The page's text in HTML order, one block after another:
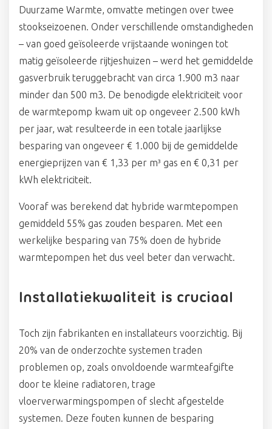
Duurzame Warmte, omvatte metingen over twee
stookseizoenen. Onder verschillende omstandigheden
– van goed geïsoleerde vrijstaande woningen tot
matig geïsoleerde rijtjeshuizen – werd het gemiddelde
gasverbruik teruggebracht van circa 1.900 m3 naar
minder dan 500 m3. De benodigde elektriciteit voor
de warmtepomp kwam uit op ongeveer 2.500 kWh
per jaar, wat resulteerde in een totale jaarlijkse
besparing van ongeveer € 1.000 bij de gemiddelde
energieprijzen van € 1,33 per m³ gas en € 0,31 per
kWh elektriciteit.
Vooraf was berekend dat hybride warmtepompen
gemiddeld 55% gas zouden besparen. Met een
werkelijke besparing van 75% doen de hybride
warmtepompen het dus veel beter dan verwacht.
Installatiekwaliteit is cruciaal
Toch zijn fabrikanten en installateurs voorzichtig. Bij
20% van de onderzochte systemen traden
problemen op, zoals onvoldoende warmteafgifte
door te kleine radiatoren, trage
vloerverwarmingspompen of slecht afgestelde
systemen. Deze fouten kunnen de besparing